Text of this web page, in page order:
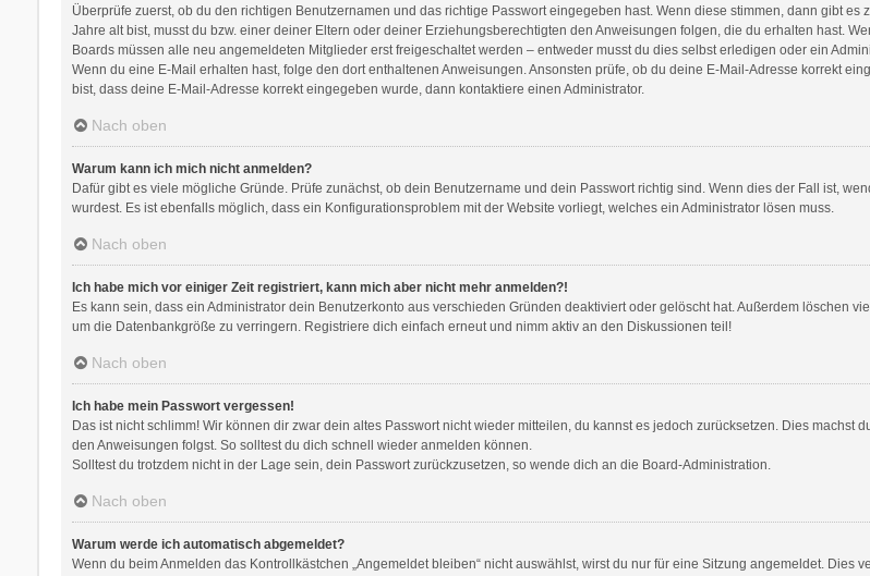
Überprüfe zuerst, ob du den richtigen Benutzernamen und das richtige Passwort eingegeben hast. Wenn diese stimmen, dann gibt es
Jahre alt bist, musst du bzw. einer deiner Eltern oder deiner Erziehungsberechtigten den Anweisungen folgen, die du erhalten hast.
Boards müssen alle neu angemeldeten Mitglieder erst freigeschaltet werden – entweder musst du dies selbst erledigen oder ein
Wenn du eine E-Mail erhalten hast, folge den dort enthaltenen Anweisungen. Ansonsten prüfe, ob du deine E-Mail-Adresse korrekt
bist, dass deine E-Mail-Adresse korrekt eingegeben wurde, dann kontaktiere einen Administrator.
Nach oben
Warum kann ich mich nicht anmelden?
Dafür gibt es viele mögliche Gründe. Prüfe zunächst, ob dein Benutzername und dein Passwort richtig sind. Wenn dies der Fall ist,
wurdest. Es ist ebenfalls möglich, dass ein Konfigurationsproblem mit der Website vorliegt, welches ein Administrator lösen muss.
Nach oben
Ich habe mich vor einiger Zeit registriert, kann mich aber nicht mehr anmelden?!
Es kann sein, dass ein Administrator dein Benutzerkonto aus verschieden Gründen deaktiviert oder gelöscht hat. Außerdem löschen
um die Datenbankgröße zu verringern. Registriere dich einfach erneut und nimm aktiv an den Diskussionen teil!
Nach oben
Ich habe mein Passwort vergessen!
Das ist nicht schlimm! Wir können dir zwar dein altes Passwort nicht wieder mitteilen, du kannst es jedoch zurücksetzen. Dies machst
den Anweisungen folgst. So solltest du dich schnell wieder anmelden können.
Solltest du trotzdem nicht in der Lage sein, dein Passwort zurückzusetzen, so wende dich an die Board-Administration.
Nach oben
Warum werde ich automatisch abgemeldet?
Wenn du beim Anmelden das Kontrollkästchen „Angemeldet bleiben“ nicht auswählst, wirst du nur für eine Sitzung angemeldet.